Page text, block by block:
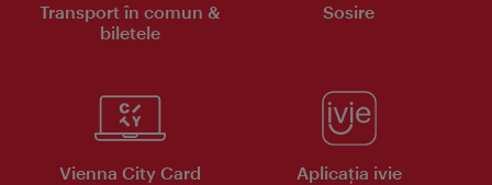
Transport în comun &
biletele
Sosire
Vienna City Card Aplicaţia ivie